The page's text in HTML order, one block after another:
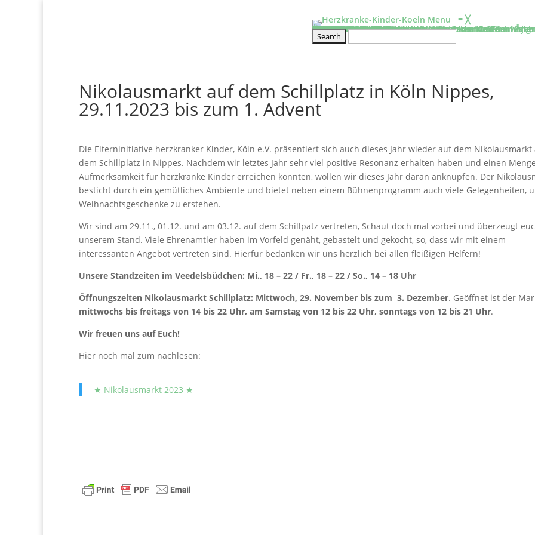
Menu ≡ ╳
Informieren
Über uns
Film: Projekte der Elterninitiative
Aufgaben & Ziele
Entstehung
Satzung
Vorstand
Kontakt
Schirmherr/frau
Tätigkeitsbericht
2025
2024
2023
2022
2021
2020
Projekte
Kölner Klinikclowns
Kunsttherapie
Besuchsdienst
Elternwohnung
Netzwerke und links
Wissenswertes
BHVK
Herzfenster & Info
Newsletter BVHK
Mitmachen
Veranstaltung
Geschwisterseminar für gesunde Kinder von 6 – 12
2026-Seminar für Eltern: Wir gehe ich mit meinen
Wellenreiten- und Surf Kurs für herzkranke Teenies
Klettertraining für herzkranke Kinder und Geschwister
Rückblick
Erfahrungsberichte
Mitglied werden
Stammtisch für Eltern von herzkranken Kindern
Kontakt
Spenden
Jetzt Spenden
Spendeneinsatz
Aktuelle Spendenprojekte
Vielen Dank
Spendenbescheinigung
Freistellungsbescheid
Nikolausmarkt auf dem Schillplatz in Köln Nippes,
29.11.2023 bis zum 1. Advent
Die Elterninitiative herzkranker Kinder, Köln e.V. präsentiert sich auch dieses Jahr wieder auf dem Nikolausmarkt
dem Schillplatz in Nippes. Nachdem wir letztes Jahr sehr viel positive Resonanz erhalten haben und einen
Aufmerksamkeit für herzkranke Kinder erreichen konnten, wollen wir dieses Jahr daran anknüpfen. Der
besticht durch ein gemütliches Ambiente und bietet neben einem Bühnenprogramm auch viele Gelegenheiten,
Weihnachtsgeschenke zu erstehen.
Wir sind am 29.11., 01.12. und am 03.12. auf dem Schillpatz vertreten, Schaut doch mal vorbei und überzeugt
unserem Stand. Viele Ehrenamtler haben im Vorfeld genäht, gebastelt und gekocht, so, dass wir mit einem
interessanten Angebot vertreten sind. Hierfür bedanken wir uns herzlich bei allen fleißigen Helfern!
Unsere Standzeiten im Veedelsbüdchen: Mi., 18 – 22 / Fr., 18 – 22 / So., 14 – 18 Uhr
Öffnungszeiten Nikolausmarkt Schillplatz: Mittwoch, 29. November bis zum 3. Dezember. Geöffnet ist der
mittwochs bis freitags von 14 bis 22 Uhr, am Samstag von 12 bis 22 Uhr, sonntags von 12 bis 21 Uhr.
Wir freuen uns auf Euch!
Hier noch mal zum nachlesen:
★ Nikolausmarkt 2023 ★